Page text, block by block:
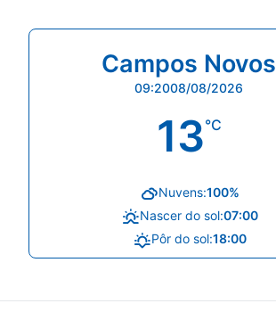
Campos Novos
09:2008/08/2026
13°C
Nuvens:100%
Nascer do sol:07:00
Pôr do sol:18:00